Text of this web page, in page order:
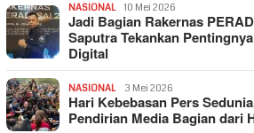
NASIONAL 10 Mei 2026
Jadi Bagian Rakernas
Saputra Tekankan
Digital
NASIONAL 3 Mei 2026
Hari Kebebasan Pers
Pendirian Media Bagian dari